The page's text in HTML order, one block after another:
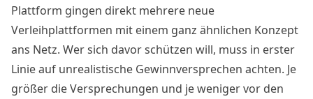
Plattform gingen direkt mehrere neue
Verleihplattformen mit einem ganz ähnlichen Konzept
ans Netz. Wer sich davor schützen will, muss in erster
Linie auf unrealistische Gewinnversprechen achten. Je
größer die Versprechungen und je weniger vor den